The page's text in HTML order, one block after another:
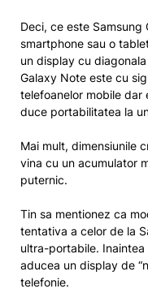
Deci, ce este Samsung
smartphone sau o
un display cu
Galaxy Note este cu
telefoanelor mobile dar
duce portabilitatea la
Mai mult, dimensiunile
vina cu un acumulator
puternic.
Tin sa mentionez ca
tentativa a celor de la
ultra-portabile.
aducea un display de
telefonie.